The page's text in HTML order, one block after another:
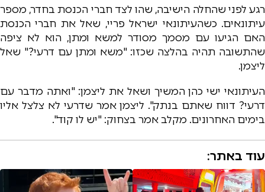
רגע לפני שהחלה הישיבה, שהו לצד חברי הכנסת בחדר, מספר
עיתונאים. כשהעיתונאי ישראל פריי, שאל את חברי הכנסת
האם הגיעו עם מסמך מסודר למשא ומתן, הוא לא ציפה
שהתשובה תהיה בהלצה שכזו: "משא ומתן עם דרעי?" שאל
ליצמן.
העיתונאי ישי כהן המשיך ושאל את ליצמן: "ואתה מדבר עם
דרעי? דווח שאתם בנתק". ליצמן אמר שדרעי לא צלצל אליו
בימים האחרונים. מקלב אמר בצחוק: "יש לו קוד".
עוד באתר: